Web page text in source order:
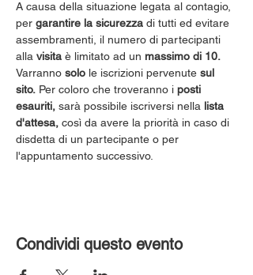
A causa della situazione legata al contagio,
per garantire la sicurezza di tutti ed evitare
assembramenti, il numero di partecipanti
alla visita è limitato ad un massimo di 10.
Varranno solo le iscrizioni pervenute sul
sito. Per coloro che troveranno i posti
esauriti, sarà possibile iscriversi nella lista
d'attesa, così da avere la priorità in caso di
disdetta di un partecipante o per
l'appuntamento successivo.
Condividi questo evento